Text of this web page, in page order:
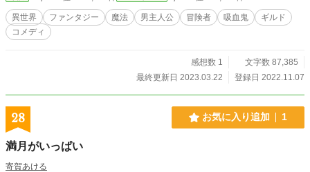
ラムの孤児で、吸血犬の下僕で、冒険者。俺は吸血鬼の力を駆使し、鼠や幼女を
眷属にしながら冒険者としての道を歩き始めるのだった。
異世界 ファンタジー 魔法 男主人公 冒険者 吸血鬼
ギルド
コメディ
感想数 1
文字数 87,385
最終更新日 2023.03.22
登録日 2022.11.07
28 お気に入り追加 1
満月がいっぱい
寄賀あける